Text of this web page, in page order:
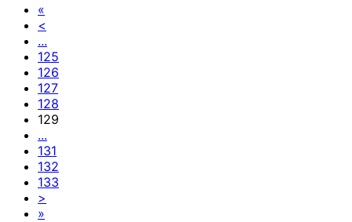
«
<
...
125
126
127
128
129
...
131
132
133
>
»